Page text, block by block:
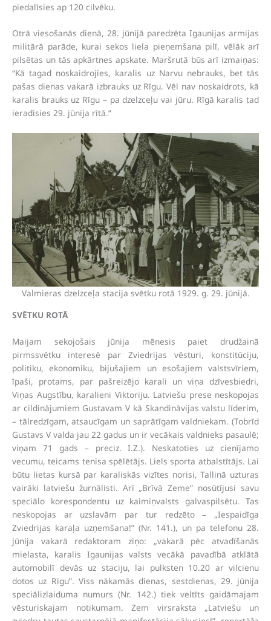
piedalīsies ap 120 cilvēku.
Otrā viesošanās dienā, 28. jūnijā paredzēta Igaunijas armijas
militārā parāde, kurai sekos liela pieņemšana pilī, vēlāk arī
pilsētas un tās apkārtnes apskate. Maršrutā būs arī izmaiņas:
“Kā tagad noskaidrojies, karalis uz Narvu nebrauks, bet tās
pašas dienas vakarā izbrauks uz Rīgu. Vēl nav noskaidrots, kā
karalis brauks uz Rīgu – pa dzelzceļu vai jūru. Rīgā karalis tad
ieradīsies 29. jūnija rītā.”
Valmieras dzelzceļa stacija svētku rotā 1929. g. 29. jūnijā.
SVĒTKU ROTĀ
Maijam sekojošais jūnija mēnesis paiet drudžainā
pirmssvētku interesē par Zviedrijas vēsturi, konstitūciju,
politiku, ekonomiku, bijušajiem un esošajiem valstsvīriem,
īpaši, protams, par pašreizējo karali un viņa dzīvesbiedri,
Viņas Augstību, karalieni Viktoriju. Latviešu prese neskopojas
ar cildinājumiem Gustavam V kā Skandināvijas valstu līderim,
– tālredzīgam, atsaucīgam un saprātīgam valdniekam. (Tobrīd
Gustavs V valda jau 22 gadus un ir vecākais valdnieks pasaulē;
viņam 71 gads – preciz. I.Z.). Neskatoties uz cienījamo
vecumu, teicams tenisa spēlētājs. Liels sporta atbalstītājs. Lai
būtu lietas kursā par karaliskās vizītes norisi, Tallinā uzturas
vairāki latviešu žurnālisti. Arī „Brīvā Zeme” nosūtījusi savu
speciālo korespondentu uz kaimiņvalsts galvaspilsētu. Tas
neskopojas ar uzslavām par tur redzēto – „Iespaidīga
Zviedrijas karaļa uzņemšana!” (Nr. 141.), un pa telefonu 28.
jūnija vakarā redaktoram ziņo: „vakarā pēc atvadīšanās
mielasta, karalis Igaunijas valsts vecākā pavadībā atklātā
automobilī devās uz staciju, lai pulksten 10.20 ar vilcienu
dotos uz Rīgu”. Viss nākamās dienas, sestdienas, 29. jūnija
speciālizlaiduma numurs (Nr. 142.) tiek veltīts gaidāmajam
vēsturiskajam notikumam. Zem virsraksta „Latviešu un